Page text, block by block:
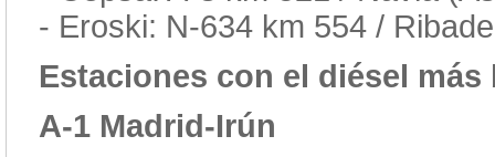
- Eroski: N-634 km 554 /
Estaciones con el diésel más
A-1 Madrid-Irún